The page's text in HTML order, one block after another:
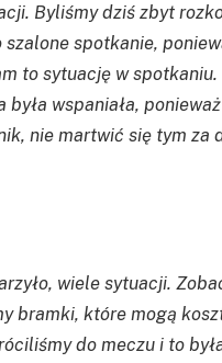
Byliśmy dziś zbyt
spotkanie,
to sytuację w
wspaniała,
nie martwić się tym za
wiele sytuacji.
bramki, które mogą
do meczu i to